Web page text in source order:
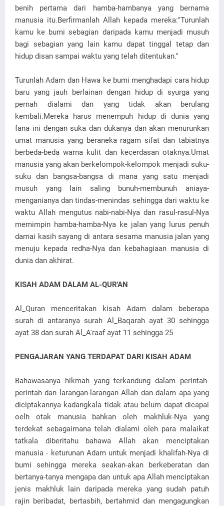
benih pertama dari hamba-hambanya yang bernama
manusia itu.Berfirmanlah Allah kepada mereka:"Turunlah
kamu ke bumi sebagian daripada kamu menjadi musuh
bagi sebagian yang lain kamu dapat tinggal tetap dan
hidup disan sampai waktu yang telah ditentukan."
Turunlah Adam dan Hawa ke bumi menghadapi cara hidup
baru yang jauh berlainan dengan hidup di syurga yang
pernah dialami dan yang tidak akan berulang
kembali.Mereka harus menempuh hidup di dunia yang
fana ini dengan suka dan dukanya dan akan menurunkan
umat manusia yang beraneka ragam sifat dan tabiatnya
berbeda-beda warna kulit dan kecerdasan otaknya.Umat
manusia yang akan berkelompok-kelompok menjadi suku-
suku dan bangsa-bangsa di mana yang satu menjadi
musuh yang lain saling bunuh-membunuh aniaya-
menganianya dan tindas-menindas sehingga dari waktu ke
waktu Allah mengutus nabi-nabi-Nya dan rasul-rasul-Nya
memimpin hamba-hamba-Nya ke jalan yang lurus penuh
damai kasih sayang di antara sesama manusia jalan yang
menuju kepada redha-Nya dan kebahagiaan manusia di
dunia dan akhirat.
KISAH ADAM DALAM AL-QUR'AN
Al_Quran menceritakan kisah Adam dalam beberapa
surah di antaranya surah Al_Baqarah ayat 30 sehingga
ayat 38 dan surah Al_A'raaf ayat 11 sehingga 25
PENGAJARAN YANG TERDAPAT DARI KISAH ADAM
Bahawasanya hikmah yang terkandung dalam perintah-
perintah dan larangan-larangan Allah dan dalam apa yang
diciptakannya kadangkala tidak atau belum dapat dicapai
oelh otak manusia bahkan oleh makhluk-Nya yang
terdekat sebagaimana telah dialami oleh para malaikat
tatkala diberitahu bahawa Allah akan menciptakan
manusia - keturunan Adam untuk menjadi khalifah-Nya di
bumi sehingga mereka seakan-akan berkeberatan dan
bertanya-tanya mengapa dan untuk apa Allah menciptakan
jenis makhluk lain daripada mereka yang sudah patuh
rajin beribadat, bertasbih, bertahmid dan mengagungkan